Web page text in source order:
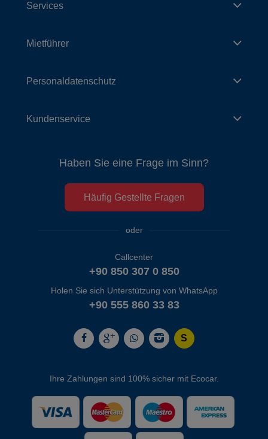
Services
Mietführer
Personaldatenschutz
Kundenservice
Haben Sie eine Frage im Sinn?
Häufig Gestellte Fragen
oder
Callcenter
+90 850 307 0 850
Holen Sie sich Unterstützung von WhatsApp
+90 555 860 33 83
Ihre Zahlungen sind 100% sicher mit Ecocar.